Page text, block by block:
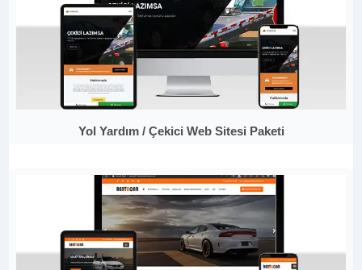
Yol Yardım / Çekici Web Sitesi Paketi